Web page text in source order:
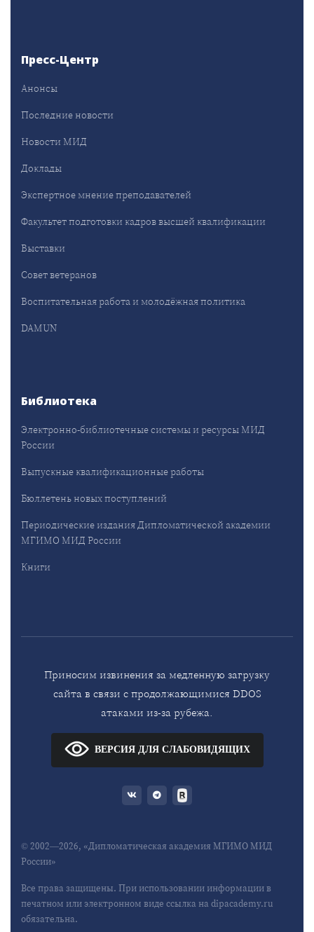
Пресс-Центр
Анонсы
Последние новости
Новости МИД
Доклады
Экспертное мнение преподавателей
Факультет подготовки кадров высшей квалификации
Выставки
Совет ветеранов
Воспитательная работа и молодёжная политика
DAMUN
Библиотека
Электронно-библиотечные системы и ресурсы МИД
России
Выпускные квалификационные работы
Бюллетень новых поступлений
Периодические издания Дипломатической академии
МГИМО МИД России
Книги
Приносим извинения за медленную загрузку
сайта в связи с продолжающимися DDOS
атаками из-за рубежа.
ВЕРСИЯ ДЛЯ СЛАБОВИДЯЩИХ
© 2002—2026, «Дипломатическая академия МГИМО МИД
России»
Все права защищены. При использовании информации в
печатном или электронном виде ссылка на dipacademy.ru
обязательна.